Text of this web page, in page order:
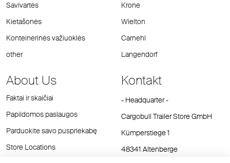
Savivartės
Kietašonės
Konteinerinės važiuoklės
other
Krone
Wielton
Carnehl
Langendorf
About Us
Faktai ir skaičiai
Papildomos paslaugos
Parduokite savo puspriekabę
Store Locations
Kontakt
- Headquarter -
Cargobull Trailer Store GmbH
Kümperstiege 1
48341 Altenberge